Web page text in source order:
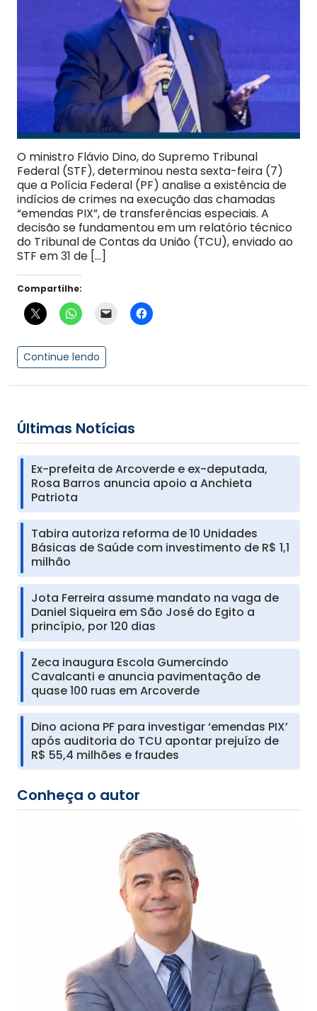
O ministro Flávio Dino, do Supremo Tribunal
Federal (STF), determinou nesta sexta-feira (7)
que a Polícia Federal (PF) analise a existência de
indícios de crimes na execução das chamadas
“emendas PIX”, de transferências especiais. A
decisão se fundamentou em um relatório técnico
do Tribunal de Contas da União (TCU), enviado ao
STF em 31 de […]
Compartilhe:
Continue lendo
Últimas Notícias
Ex-prefeita de Arcoverde e ex-deputada,
Rosa Barros anuncia apoio a Anchieta
Patriota
Tabira autoriza reforma de 10 Unidades
Básicas de Saúde com investimento de R$ 1,1
milhão
Jota Ferreira assume mandato na vaga de
Daniel Siqueira em São José do Egito a
princípio, por 120 dias
Zeca inaugura Escola Gumercindo
Cavalcanti e anuncia pavimentação de
quase 100 ruas em Arcoverde
Dino aciona PF para investigar ‘emendas PIX’
após auditoria do TCU apontar prejuízo de
R$ 55,4 milhões e fraudes
Conheça o autor